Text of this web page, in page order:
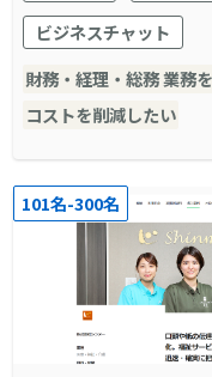
ビジネスチャット
財務・経理・総務 業務
コストを削減したい
101名-300名